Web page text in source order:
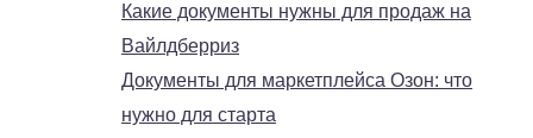
Какие документы нужны для продаж на
Вайлдберриз
Документы для маркетплейса Озон: что
нужно для старта